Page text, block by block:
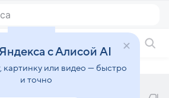
с Алисой AI
картинку или видео — быстро
и точно